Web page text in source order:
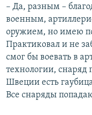
– Да, разным –
военным,
оружием, но имею
Практиковал и не
смог бы воевать в
технологии, снаряд
Швеции есть
Все снаряды